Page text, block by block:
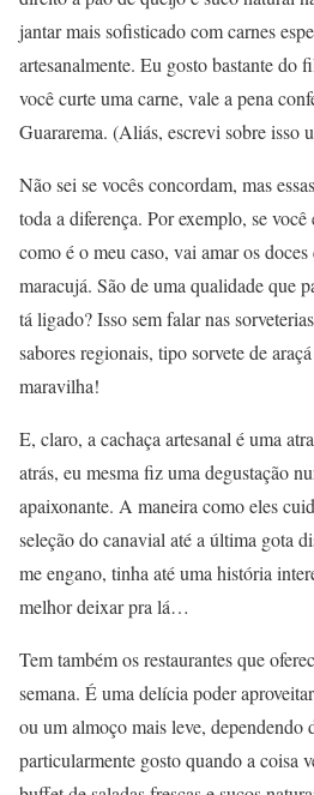
jantar mais sofisticado com carnes
artesanalmente. Eu gosto bastante do
você curte uma carne, vale a pena
Guararema. (Aliás, escrevi sobre isso
Não sei se vocês concordam, mas
toda a diferença. Por exemplo, se você
como é o meu caso, vai amar os
maracujá. São de uma qualidade que
tá ligado? Isso sem falar nas
sabores regionais, tipo sorvete de
maravilha!
E, claro, a cachaça artesanal é uma
atrás, eu mesma fiz uma degustação
apaixonante. A maneira como eles
seleção do canavial até a última gota
me engano, tinha até uma história
melhor deixar pra lá…
Tem também os restaurantes que
semana. É uma delícia poder
ou um almoço mais leve, dependendo
particularmente gosto quando a coisa